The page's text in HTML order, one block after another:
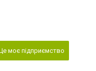
моє підприємство